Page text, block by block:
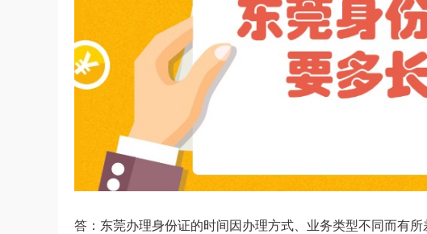
答：东莞办理身份证的时间因办理方式、业务类型不同而有所